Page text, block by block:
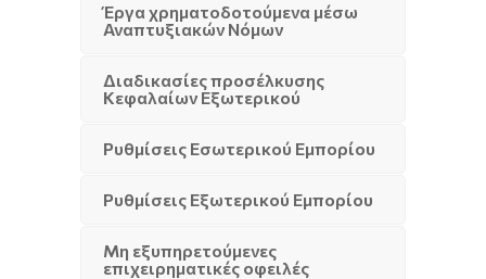
Έργα χρηματοδοτούμενα μέσω
Αναπτυξιακών Νόμων
Διαδικασίες προσέλκυσης
Κεφαλαίων Εξωτερικού
Ρυθμίσεις Εσωτερικού Εμπορίου
Ρυθμίσεις Εξωτερικού Εμπορίου
Μη εξυπηρετούμενες
επιχειρηματικές οφειλές